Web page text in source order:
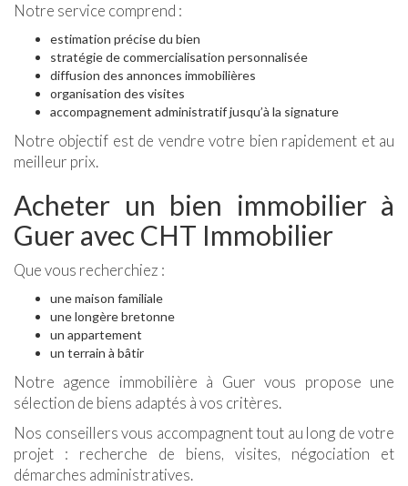
Notre service comprend :
estimation précise du bien
stratégie de commercialisation personnalisée
diffusion des annonces immobilières
organisation des visites
accompagnement administratif jusqu’à la signature
Notre objectif est de vendre votre bien rapidement et au
meilleur prix.
Acheter un bien immobilier à
Guer avec CHT Immobilier
Que vous recherchiez :
une maison familiale
une longère bretonne
un appartement
un terrain à bâtir
Notre agence immobilière à Guer vous propose une
sélection de biens adaptés à vos critères.
Nos conseillers vous accompagnent tout au long de votre
projet : recherche de biens, visites, négociation et
démarches administratives.